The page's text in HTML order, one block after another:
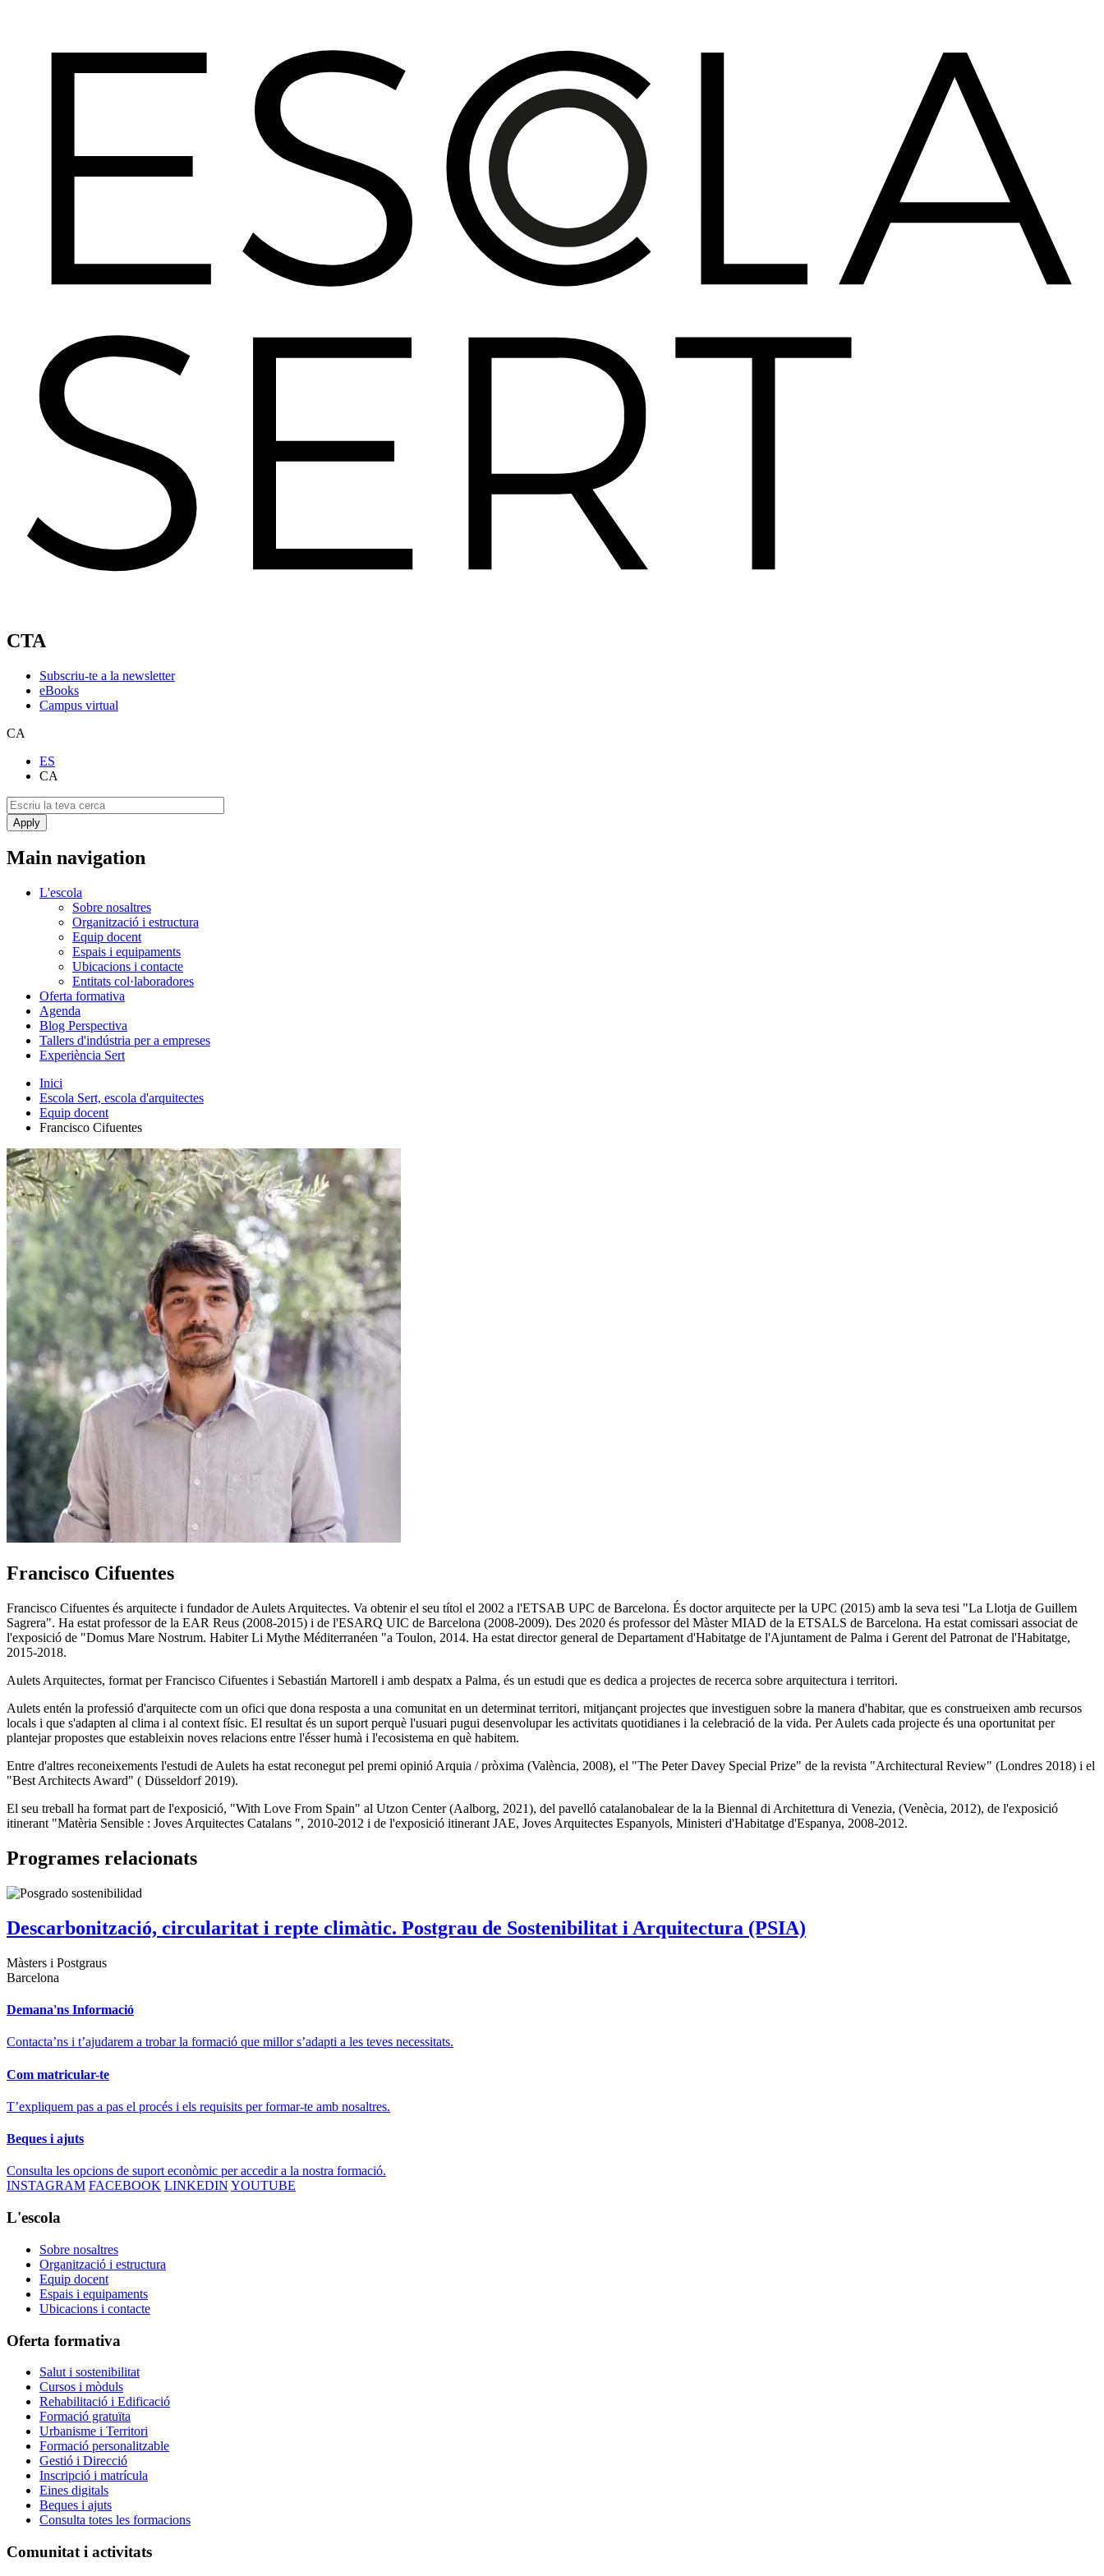
CTA
Subscriu-te a la newsletter
eBooks
Campus virtual
CA
ES
CA
Main navigation
L'escola
Sobre nosaltres
Organització i estructura
Equip docent
Espais i equipaments
Ubicacions i contacte
Entitats col·laboradores
Oferta formativa
Agenda
Blog Perspectiva
Tallers d'indústria per a empreses
Experiència Sert
Inici
Escola Sert, escola d'arquitectes
Equip docent
Francisco Cifuentes
Francisco Cifuentes
Francisco Cifuentes és arquitecte i fundador de Aulets Arquitectes. Va obtenir el seu títol el 2002 a l'ETSAB UPC de Barcelona. És doctor arquitecte per la UPC (2015) amb la seva tesi "La Llotja de Guillem
Sagrera". Ha estat professor de la EAR Reus (2008-2015) i de l'ESARQ UIC de Barcelona (2008-2009). Des 2020 és professor del Màster MIAD de la ETSALS de Barcelona. Ha estat comissari associat de
l'exposició de "Domus Mare Nostrum. Habiter Li Mythe Méditerranéen "a Toulon, 2014. Ha estat director general de Departament d'Habitatge de l'Ajuntament de Palma i Gerent del Patronat de l'Habitatge,
2015-2018.
Aulets Arquitectes, format per Francisco Cifuentes i Sebastián Martorell i amb despatx a Palma, és un estudi que es dedica a projectes de recerca sobre arquitectura i territori.
Aulets entén la professió d'arquitecte com un ofici que dona resposta a una comunitat en un determinat territori, mitjançant projectes que investiguen sobre la manera d'habitar, que es construeixen amb recursos
locals i que s'adapten al clima i al context físic. El resultat és un suport perquè l'usuari pugui desenvolupar les activitats quotidianes i la celebració de la vida. Per Aulets cada projecte és una oportunitat per
plantejar propostes que estableixin noves relacions entre l'ésser humà i l'ecosistema en què habitem.
Entre d'altres reconeixements l'estudi de Aulets ha estat reconegut pel premi opinió Arquia / pròxima (València, 2008), el "The Peter Davey Special Prize" de la revista "Architectural Review" (Londres 2018) i el
"Best Architects Award" ( Düsseldorf 2019).
El seu treball ha format part de l'exposició, "With Love From Spain" al Utzon Center (Aalborg, 2021), del pavelló catalanobalear de la la Biennal di Architettura di Venezia, (Venècia, 2012), de l'exposició
itinerant "Matèria Sensible : Joves Arquitectes Catalans ", 2010-2012 i de l'exposició itinerant JAE, Joves Arquitectes Espanyols, Ministeri d'Habitatge d'Espanya, 2008-2012.
Programes relacionats
Descarbonització, circularitat i repte climàtic. Postgrau de Sostenibilitat i Arquitectura (PSIA)
Màsters i Postgraus
Barcelona
Demana'ns Informació
Contacta’ns i t’ajudarem a trobar la formació que millor s’adapti a les teves necessitats.
Com matricular-te
T’expliquem pas a pas el procés i els requisits per formar-te amb nosaltres.
Beques i ajuts
Consulta les opcions de suport econòmic per accedir a la nostra formació.
INSTAGRAM FACEBOOK LINKEDIN YOUTUBE
L'escola
Sobre nosaltres
Organització i estructura
Equip docent
Espais i equipaments
Ubicacions i contacte
Oferta formativa
Salut i sostenibilitat
Cursos i mòduls
Rehabilitació i Edificació
Formació gratuïta
Urbanisme i Territori
Formació personalitzable
Gestió i Direcció
Inscripció i matrícula
Eines digitals
Beques i ajuts
Consulta totes les formacions
Comunitat i activitats